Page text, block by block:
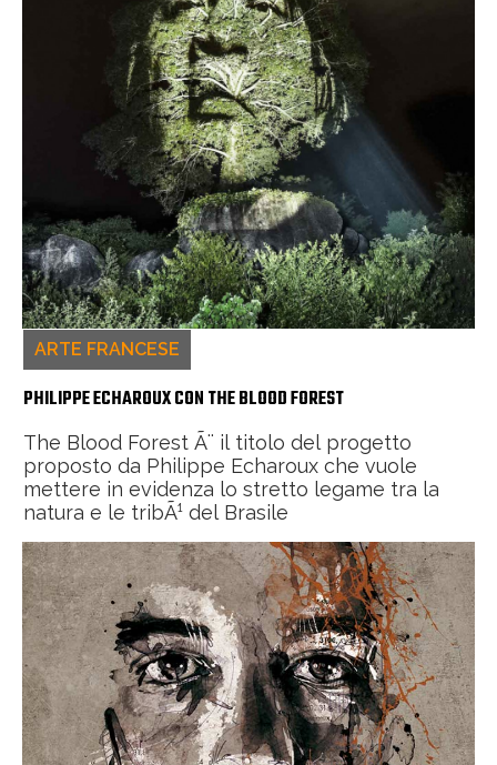
ARTE FRANCESE
PHILIPPE ECHAROUX CON THE BLOOD FOREST
The Blood Forest Ã¨ il titolo del progetto
proposto da Philippe Echaroux che vuole
mettere in evidenza lo stretto legame tra la
natura e le tribÃ¹ del Brasile